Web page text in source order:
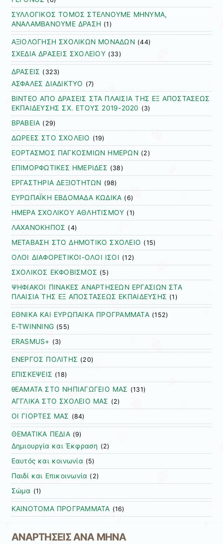
ΣΥΛΛΟΓΙΚΟΣ ΤΟΜΟΣ ΣΤΕΛΝΟΥΜΕ ΜΗΝΥΜΑ,
ΑΝΑΛΑΜΒΑΝΟΥΜΕ ΔΡΑΣΗ (1)
ΑΞΙΟΛΟΓΗΣΗ ΣΧΟΛΙΚΩΝ ΜΟΝΑΔΩΝ (44)
ΣΧΕΔΙΑ ΔΡΑΣΕΙΣ ΣΧΟΛΕΙΟΥ(33)
ΔΡΑΣΕΙΣ (323)
ΑΣΦΑΛΕΣ ΔΙΑΔΙΚΤΥΟ (7)
ΒΙΝΤΕΟ ΑΠΟ ΔΡΑΣΕΙΣ ΣΤΑ ΠΛΑΙΣΙΑ ΤΗΣ ΕΞ ΑΠΟΣΤΑΣΕΩΣ
ΕΚΠΑΙΔΕΥΣΗΣ ΣΧ. ΕΤΟΥΣ 2019-2020 (3)
ΒΡΑΒΕΙΑ (29)
ΔΩΡΕΕΣ ΣΤΟ ΣΧΟΛΕΙΟ (19)
ΕΟΡΤΑΣΜΟΣ ΠΑΓΚΟΣΜΙΩΝ ΗΜΕΡΩΝ (2)
ΕΠΙΜΟΡΦΩΤΙΚΕΣ ΗΜΕΡΙΔΕΣ (38)
ΕΡΓΑΣΤΗΡΙΑ ΔΕΞΙΟΤΗΤΩΝ (98)
ΕΥΡΩΠΑΪΚΗ ΕΒΔΟΜΑΔΑ ΚΩΔΙΚΑ (6)
ΗΜΕΡΑ ΣΧΟΛΙΚΟΥ ΑΘΛΗΤΙΣΜΟΥ (1)
ΛΑΧΑΝΟΚΗΠΟΣ (4)
ΜΕΤΑΒΑΣΗ ΣΤΟ ΔΗΜΟΤΙΚΟ ΣΧΟΛΕΙΟ (15)
ΟΛΟΙ ΔΙΑΦΟΡΕΤΙΚΟΙ-ΟΛΟΙ ΙΣΟΙ (12)
ΣΧΟΛΙΚΟΣ ΕΚΦΟΒΙΣΜΟΣ (5)
ΨΗΦΙΑΚΟΙ ΠΙΝΑΚΕΣ ΑΝΑΡΤΗΣΕΩΝ ΕΡΓΑΣΙΩΝ ΣΤΑ
ΠΛΑΙΣΙΑ ΤΗΣ ΕΞ ΑΠΟΣΤΑΣΕΩΣ ΕΚΠΑΙΔΕΥΣΗΣ (1)
ΕΘΝΙΚΑ ΚΑΙ ΕΥΡΩΠΑΙΚΑ ΠΡΟΓΡΑΜΜΑΤΑ (152)
E-TWINNING (55)
ERASMUS+ (3)
ΕΝΕΡΓΟΣ ΠΟΛΙΤΗΣ (20)
ΕΠΙΣΚΕΨΕΙΣ (18)
θΕΑΜΑΤΑ ΣΤΟ ΝΗΠΙΑΓΩΓΕΙΟ ΜΑΣ (131)
ΑΓΓΛΙΚΑ ΣΤΟ ΣΧΟΛΕΙΟ ΜΑΣ (2)
ΟΙ ΓΙΟΡΤΕΣ ΜΑΣ (84)
ΘΕΜΑΤΙΚΑ ΠΕΔΙΑ(9)
Δημιουργία και Έκφραση (2)
Εαυτός και κοινωνία (5)
Παιδί και Επικοινωνία (2)
Σώμα (1)
ΚΑΙΝΟΤΟΜΑ ΠΡΟΓΡΑΜΜΑΤΑ (16)
ΑΝΑΡΤΗΣΕΙΣ ΑΝΑ ΜΗΝΑ